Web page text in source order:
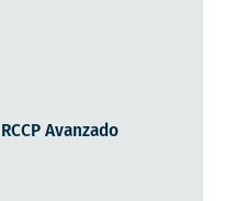
Avanzado